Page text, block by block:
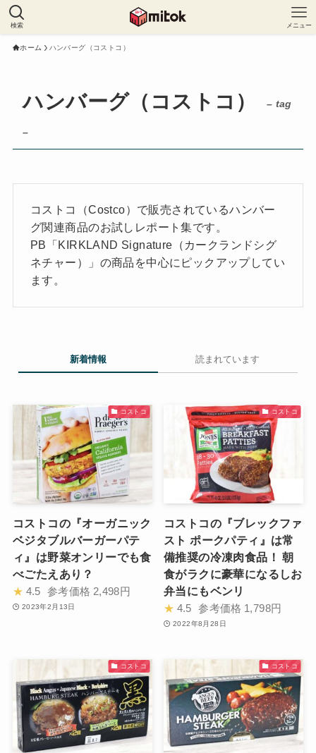
検索 メニュー
ホーム ハンバーグ（コストコ）
ハンバーグ（コストコ） – tag
–
コストコ（Costco）で販売されているハンバー
グ関連商品のお試しレポート集です。
PB「KIRKLAND Signature（カークランドシグ
ネチャー）」の商品を中心にピックアップしてい
ます。
新着情報 読まれています
コストコ
コストコの『オーガニック
ベジタブルバーガーパテ
ィ』は野菜オンリーでも食
べごたえあり？
★ 4.5 参考価格 2,498円
2023年2月13日
コストコ
コストコの『ブレックファ
スト ポークパティ』は常
備推奨の冷凍肉食品！ 朝
食がラクに豪華になるしお
弁当にもベンリ
★ 4.5 参考価格 1,798円
2022年8月28日
コストコ コストコ